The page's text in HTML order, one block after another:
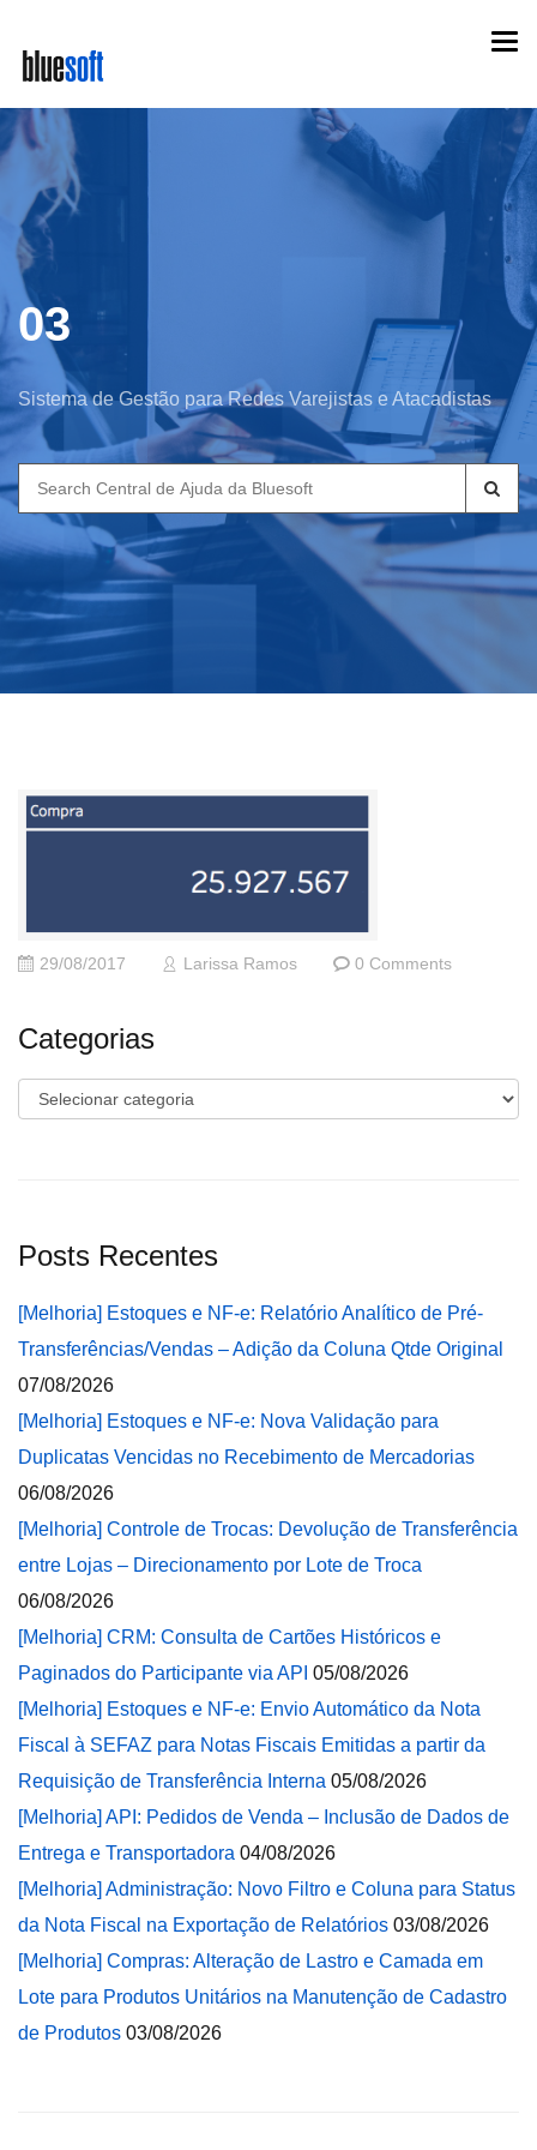
main
content
03
Sistema de Gestão para Redes Varejistas e Atacadistas
Search
for:
29/08/2017 Larissa Ramos 0 Comments
Categorias
Categorias
Posts Recentes
[Melhoria] Estoques e NF-e: Relatório Analítico de Pré-
Transferências/Vendas – Adição da Coluna Qtde Original
07/08/2026
[Melhoria] Estoques e NF-e: Nova Validação para
Duplicatas Vencidas no Recebimento de Mercadorias
06/08/2026
[Melhoria] Controle de Trocas: Devolução de Transferência
entre Lojas – Direcionamento por Lote de Troca
06/08/2026
[Melhoria] CRM: Consulta de Cartões Históricos e
Paginados do Participante via API 05/08/2026
[Melhoria] Estoques e NF-e: Envio Automático da Nota
Fiscal à SEFAZ para Notas Fiscais Emitidas a partir da
Requisição de Transferência Interna 05/08/2026
[Melhoria] API: Pedidos de Venda – Inclusão de Dados de
Entrega e Transportadora 04/08/2026
[Melhoria] Administração: Novo Filtro e Coluna para Status
da Nota Fiscal na Exportação de Relatórios 03/08/2026
[Melhoria] Compras: Alteração de Lastro e Camada em
Lote para Produtos Unitários na Manutenção de Cadastro
de Produtos 03/08/2026